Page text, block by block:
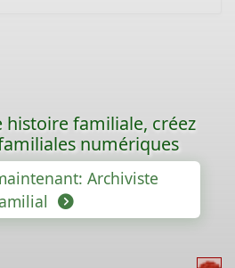
histoire familiale, créez
numériques
Archiviste